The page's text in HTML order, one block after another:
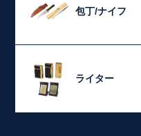
包丁/ナイフ
ライター